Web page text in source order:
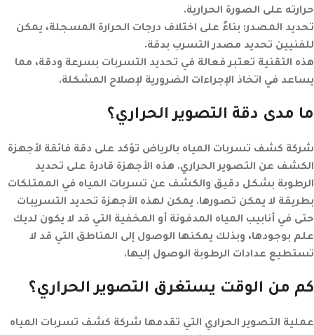
حرارته على الصورة الحرارية.
تحديد المصدر: بناءً على اختلاف درجات الحرارة المسجلة، يمكن
للفنيين تحديد مصدر التسرب بدقة.
هذه التقنية تعتبر فعالة في تحديد التسربات بسرعة ودقة، مما
يساعد في اتخاذ الإجراءات الضرورية لإصلاح المشكلة.
ما مدى دقة التصوير الحراري؟
شركة كشف تسربات المياه بالرياض تؤكد على دقة فائقة لأجهزة
الكشف عن التصوير الحراري. هذه الأجهزة قادرة على تحديد
الرطوبة بشكل دقيق والكشف عن تسربات المياه في الممتلكات
بطريقة لا يمكن تصورها. يمكن لهذه الأجهزة تحديد التسريبات
حتى في أنابيب المياه المدفونة أو المخفية التي قد لا يكون لديك
علم بوجودها، وبذلك يمكنها الوصول إلى المناطق التي قد لا
تستطيع عدادات الرطوبة الوصول إليها.
كم من الوقت يستغرق التصوير الحراري؟
عملية التصوير الحراري التي تقدمها شركة كشف تسربات المياه